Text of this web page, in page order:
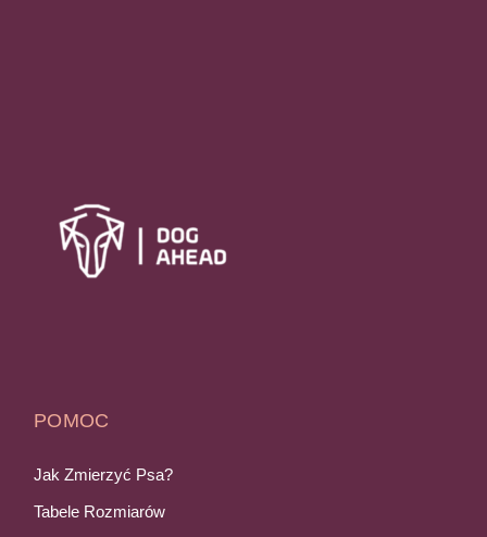
POMOC
Jak Zmierzyć Psa?
Tabele Rozmiarów